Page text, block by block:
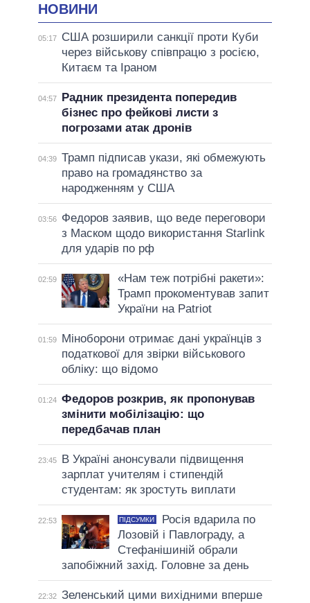
НОВИНИ
05:17
США розширили санкції проти Куби
через військову співпрацю з росією,
Китаєм та Іраном
04:57
Радник президента попередив
бізнес про фейкові листи з
погрозами атак дронів
04:39 Трамп підписав укази, які обмежують
право на громадянство за
народженням у США
03:56
Федоров заявив, що веде переговори
з Маском щодо використання Starlink
для ударів по рф
02:59
«Нам теж потрібні ракети»:
Трамп прокоментував запит
України на Patriot
01:59
Міноборони отримає дані українців з
податкової для звірки військового
обліку: що відомо
01:24 Федоров розкрив, як пропонував
змінити мобілізацію: що
передбачав план
23:45
В Україні анонсували підвищення
зарплат учителям і стипендій
студентам: як зростуть виплати
22:53 ПІДСУМКИ
Росія вдарила по
Лозовій і Павлограду, а
Стефанішиній обрали
запобіжний захід. Головне за день
22:32 Зеленський цими вихідними вперше